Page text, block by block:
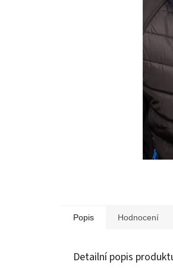
Popis Hodnocení
Detailní popis